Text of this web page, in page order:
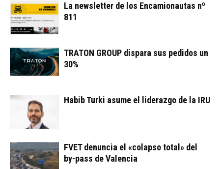
La newsletter de los Encamionautas nº
811
TRATON GROUP dispara sus pedidos un
30%
Habib Turki asume el liderazgo de la IRU
FVET denuncia el «colapso total» del
by-pass de Valencia